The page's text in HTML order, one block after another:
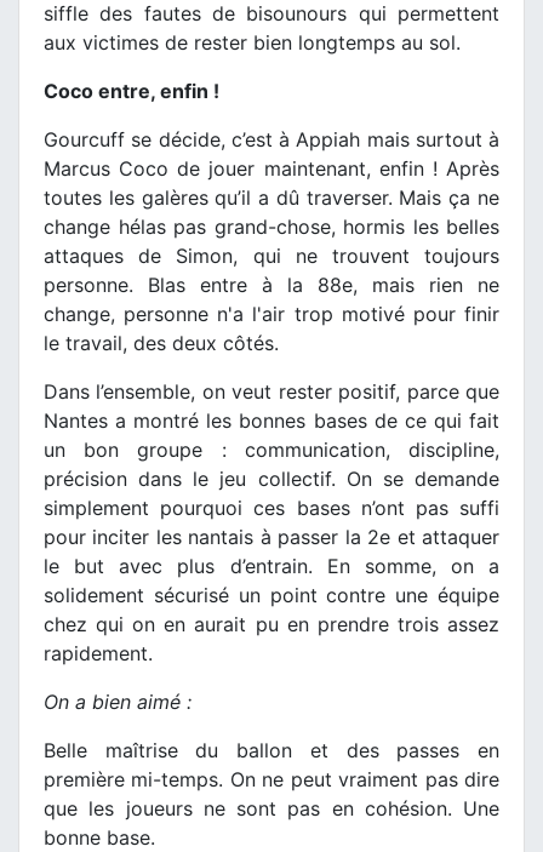
siffle des fautes de bisounours qui permettent
aux victimes de rester bien longtemps au sol.
Coco entre, enfin !
Gourcuff se décide, c’est à Appiah mais surtout à
Marcus Coco de jouer maintenant, enfin ! Après
toutes les galères qu’il a dû traverser. Mais ça ne
change hélas pas grand-chose, hormis les belles
attaques de Simon, qui ne trouvent toujours
personne. Blas entre à la 88e, mais rien ne
change, personne n'a l'air trop motivé pour finir
le travail, des deux côtés.
Dans l’ensemble, on veut rester positif, parce que
Nantes a montré les bonnes bases de ce qui fait
un bon groupe : communication, discipline,
précision dans le jeu collectif. On se demande
simplement pourquoi ces bases n’ont pas suffi
pour inciter les nantais à passer la 2e et attaquer
le but avec plus d’entrain. En somme, on a
solidement sécurisé un point contre une équipe
chez qui on en aurait pu en prendre trois assez
rapidement.
On a bien aimé :
Belle maîtrise du ballon et des passes en
première mi-temps. On ne peut vraiment pas dire
que les joueurs ne sont pas en cohésion. Une
bonne base.